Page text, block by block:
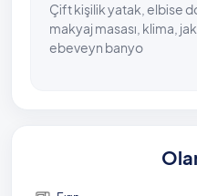
Çift kişilik yatak, elbise
makyaj masası, klima,
ebeveyn banyo